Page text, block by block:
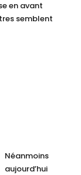
en avant
semblent
Néanmoins
aujourd’hui